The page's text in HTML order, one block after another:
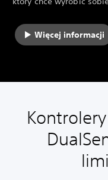
Więcej informacji